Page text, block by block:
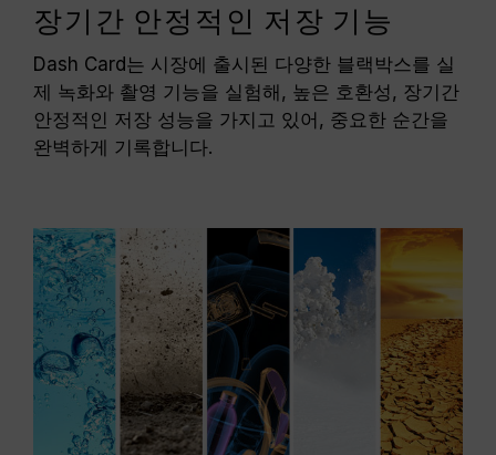
장기간 안정적인 저장 기능
Dash Card는 시장에 출시된 다양한 블랙박스를 실
제 녹화와 촬영 기능을 실험해, 높은 호환성, 장기간
안정적인 저장 성능을 가지고 있어, 중요한 순간을
완벽하게 기록합니다.